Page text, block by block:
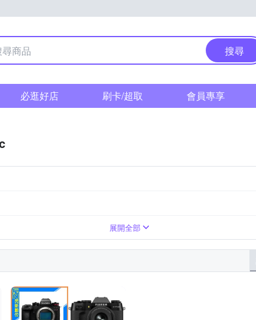
搜尋
必逛好店 刷卡/超取 會員專享
展開全部